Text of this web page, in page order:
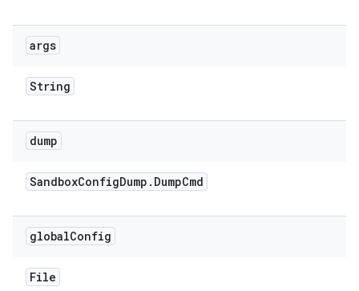
args
String
dump
SandboxConfigDump . DumpCmd
globalConfig
File